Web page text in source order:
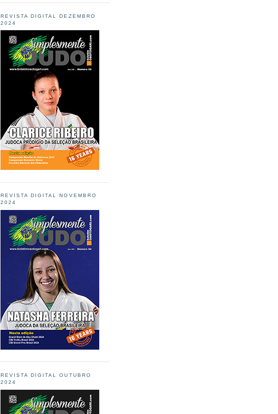
REVISTA DIGITAL DEZEMBRO
2024
REVISTA DIGITAL NOVEMBRO
2024
REVISTA DIGITAL OUTUBRO
2024